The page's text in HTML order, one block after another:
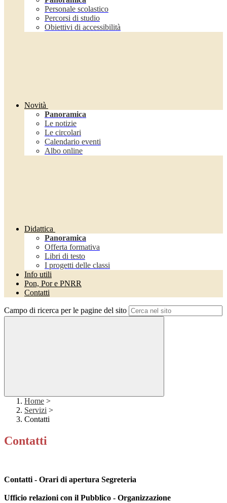
Personale scolastico
Percorsi di studio
Obiettivi di accessibilità
Novità
Panoramica
Le notizie
Le circolari
Calendario eventi
Albo online
Didattica
Panoramica
Offerta formativa
Libri di testo
I progetti delle classi
Info utili
Pon, Por e PNRR
Contatti
Campo di ricerca per le pagine del sito
Home >
Servizi >
Contatti
Contatti
Contatti - Orari di apertura Segreteria
Ufficio relazioni con il Pubblico - Organizzazione